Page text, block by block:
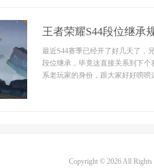
王者荣耀S44段位继承
最近S44赛季已经开了好几天了，
段位继承，毕竟这直接关系到下
系老玩家的身份，跟大家好好唠唠
Copyright © 2026 All